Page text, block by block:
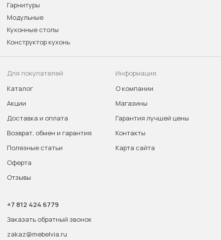
Гарнитуры
Модульные
Кухонные столы
Конструктор кухонь
Для покупателей
Каталог
Акции
Доставка и оплата
Возврат, обмен и гарантия
Полезные статьи
Оферта
Отзывы
Информация
О компании
Магазины
Гарантия лучшей цены
Контакты
Карта сайта
+7 812 424 6779
Заказать обратный звонок
zakaz@mebelvia.ru